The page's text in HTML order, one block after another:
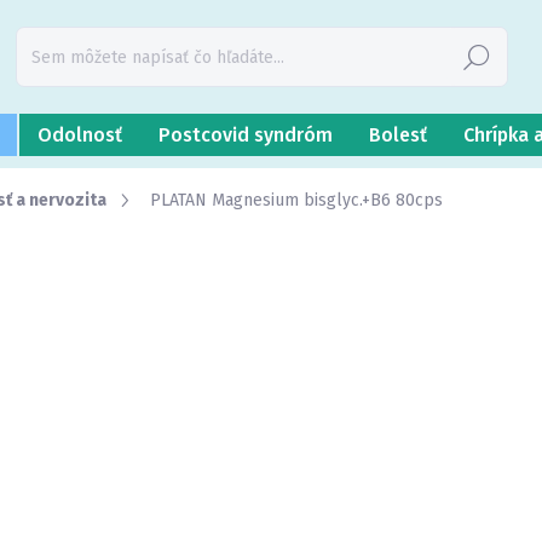
Hľadať
Odolnosť Postcovid syndróm Bolesť Chrípka
a nervozita PLATAN Magnesium bisglyc.+B6 80cps